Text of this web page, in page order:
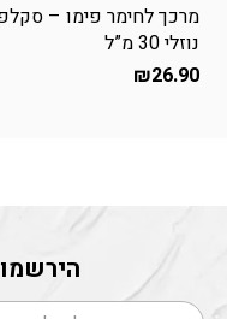
מרכך לחימר פימו –
נוזלי 30 מ”ל
₪26.90